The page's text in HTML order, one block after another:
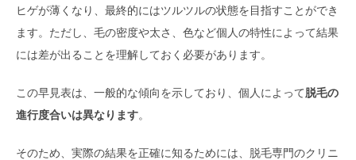
ヒゲが薄くなり、最終的にはツルツルの状態を目指すことができ
ます。ただし、毛の密度や太さ、色など個人の特性によって結果
には差が出ることを理解しておく必要があります。
この早見表は、一般的な傾向を示しており、個人によって脱毛の
進行度合いは異なります。
そのため、実際の結果を正確に知るためには、脱毛専門のクリニ